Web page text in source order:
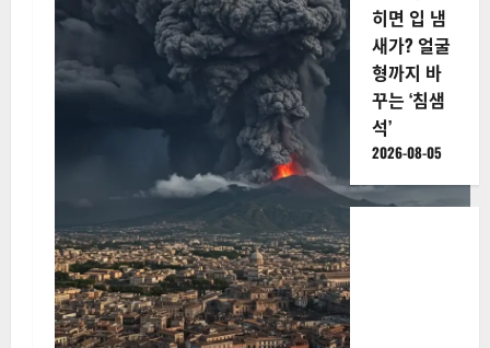
히면 입 냄
새가? 얼굴
형까지 바
꾸는 ‘침샘
석’
2026-08-05